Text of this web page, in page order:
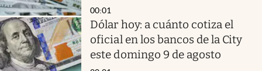
00:01
Dólar hoy: a cuánto cotiza el
oficial en los bancos de la City
este domingo 9 de agosto